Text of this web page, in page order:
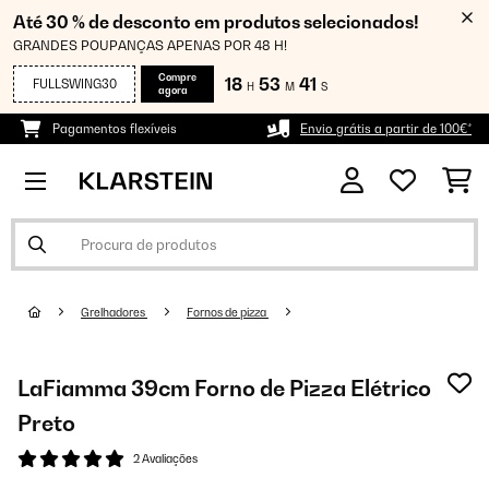
Até 30 % de desconto em produtos selecionados!
GRANDES POUPANÇAS APENAS POR 48 H!
FULLSWING30
Compre
agora
18 H 53 M 41 S
Pagamentos flexíveis Envio grátis a partir de 100€*
Grelhadores Fornos de pizza
LaFiamma 39cm Forno de Pizza Elétrico
Preto
2 Avaliações